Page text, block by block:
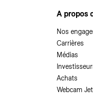
A propos
Nos
Carrières
Médias
Achats
Webcam